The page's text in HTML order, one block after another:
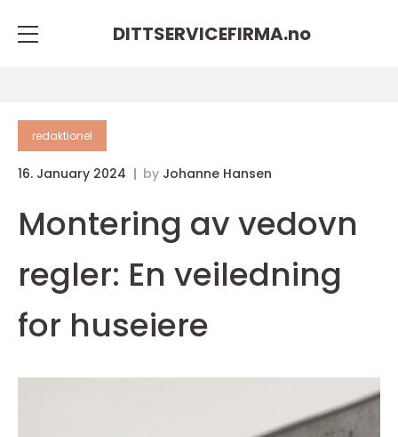
DITTSERVICEFIRMA.no
redaktionel
16. January 2024 by Johanne Hansen
Montering av vedovn
regler: En veiledning
for huseiere